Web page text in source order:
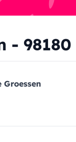
-
Groessen